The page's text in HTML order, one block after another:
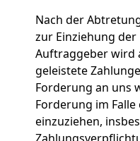
Nach der
zur Einziehung
Auftraggeber wird
geleistete
Forderung an uns
Forderung im
einzuziehen,